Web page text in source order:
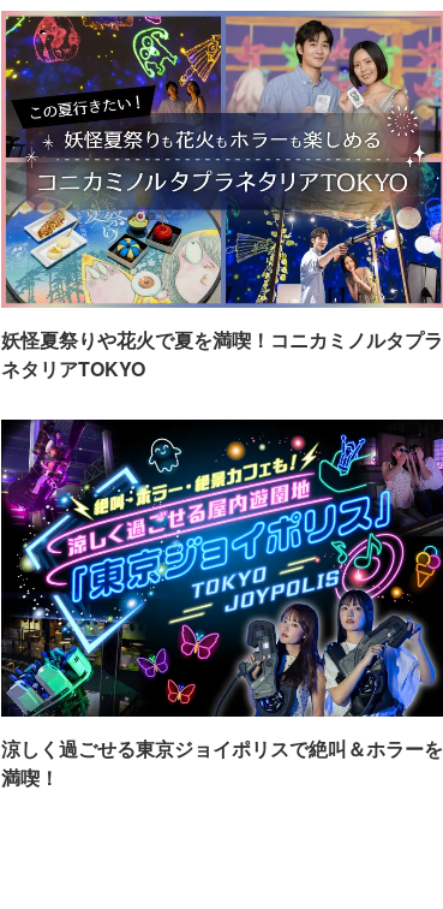
妖怪夏祭りや花火で夏を満喫！コニカミノルタプラ
ネタリアTOKYO
涼しく過ごせる東京ジョイポリスで絶叫＆ホラーを
満喫！